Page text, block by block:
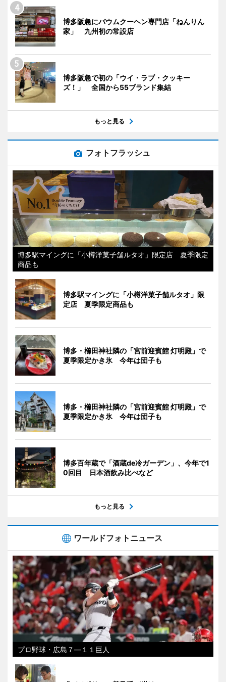
博多阪急にバウムクーヘン専門店「ねんりん
家」 九州初の常設店
博多阪急で初の「ウイ・ラブ・クッキー
ズ！」 全国から55ブランド集結
もっと見る
フォトフラッシュ
博多駅マイングに「小樽洋菓子舗ルタオ」限定店 夏季限定
商品も
博多駅マイングに「小樽洋菓子舗ルタオ」限
定店 夏季限定商品も
博多・櫛田神社隣の「宮前迎賓館 灯明殿」で
夏季限定かき氷 今年は団子も
博多・櫛田神社隣の「宮前迎賓館 灯明殿」で
夏季限定かき氷 今年は団子も
博多百年蔵で「酒蔵de冷ガーデン」、今年で1
0回目 日本酒飲み比べなど
もっと見る
ワールドフォトニュース
プロ野球・広島７―１１巨人